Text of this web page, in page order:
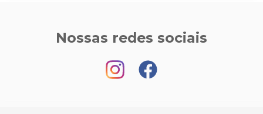
Nossas redes sociais